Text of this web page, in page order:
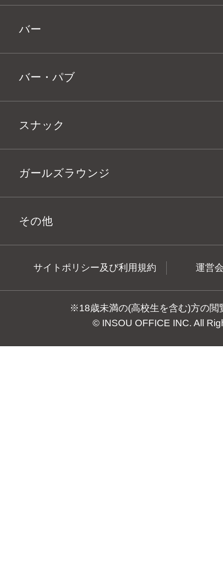
バー
バー・パブ
スナック
ガールズラウンジ
その他
サイトポリシー及び利用規約 運営
※18歳未満の(高校生を含む)方の閲
© INSOU OFFICE INC. All